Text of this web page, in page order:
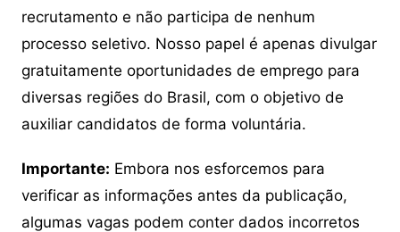
recrutamento e não participa de nenhum
processo seletivo. Nosso papel é apenas divulgar
gratuitamente oportunidades de emprego para
diversas regiões do Brasil, com o objetivo de
auxiliar candidatos de forma voluntária.
Importante: Embora nos esforcemos para
verificar as informações antes da publicação,
algumas vagas podem conter dados incorretos